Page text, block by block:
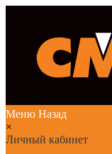
Меню Назад
×
Личный кабинет